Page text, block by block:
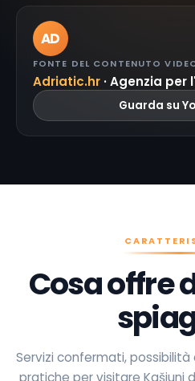
AD
FONTE DEL CONTENUTO
Adriatic.hr · Agenzia
Guarda su
Cosa offre
Servizi confermati,
pratiche per visitare Kašjuni